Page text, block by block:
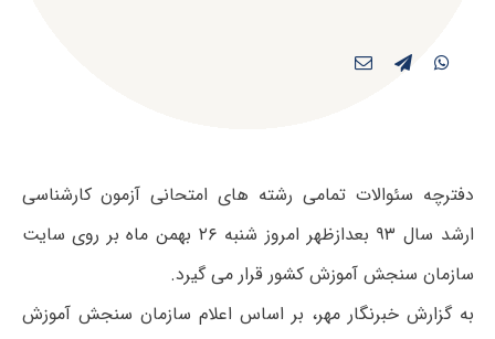
دفترچه سئوالات تمامی رشته های امتحانی آزمون کارشناسی
ارشد سال ۹۳ بعدازظهر امروز شنبه ۲۶ بهمن ماه بر روی سایت
سازمان سنجش آموزش کشور قرار می گیرد.
به گزارش خبرنگار مهر، بر اساس اعلام سازمان سنجش آموزش